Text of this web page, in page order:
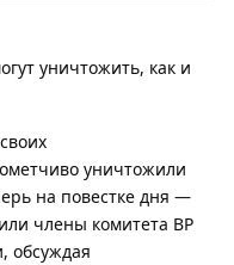
уничтожили
на повестке дня —
члены комитета ВР
обсуждая